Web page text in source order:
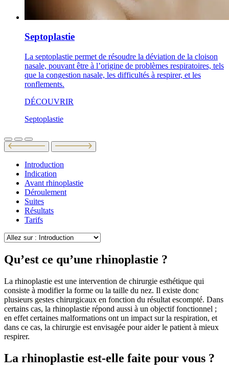
Septoplastie
La septoplastie permet de résoudre la déviation de la cloison
nasale, pouvant être à l’origine de problèmes respiratoires, tels
que la congestion nasale, les difficultés à respirer, et les
ronflements.
DÉCOUVRIR
Septoplastie
Introduction
Indication
Avant rhinoplastie
Déroulement
Suites
Résultats
Tarifs
Qu’est ce qu’une rhinoplastie ?
La rhinoplastie est une intervention de chirurgie esthétique qui
consiste à modifier la forme ou la taille du nez. Il existe donc
plusieurs gestes chirurgicaux en fonction du résultat escompté. Dans
certains cas, la rhinoplastie répond aussi à un objectif fonctionnel ;
en effet certaines malformations ont un impact sur la respiration, et
dans ce cas, la chirurgie est envisagée pour aider le patient à mieux
respirer.
La rhinoplastie est-elle faite pour vous ?